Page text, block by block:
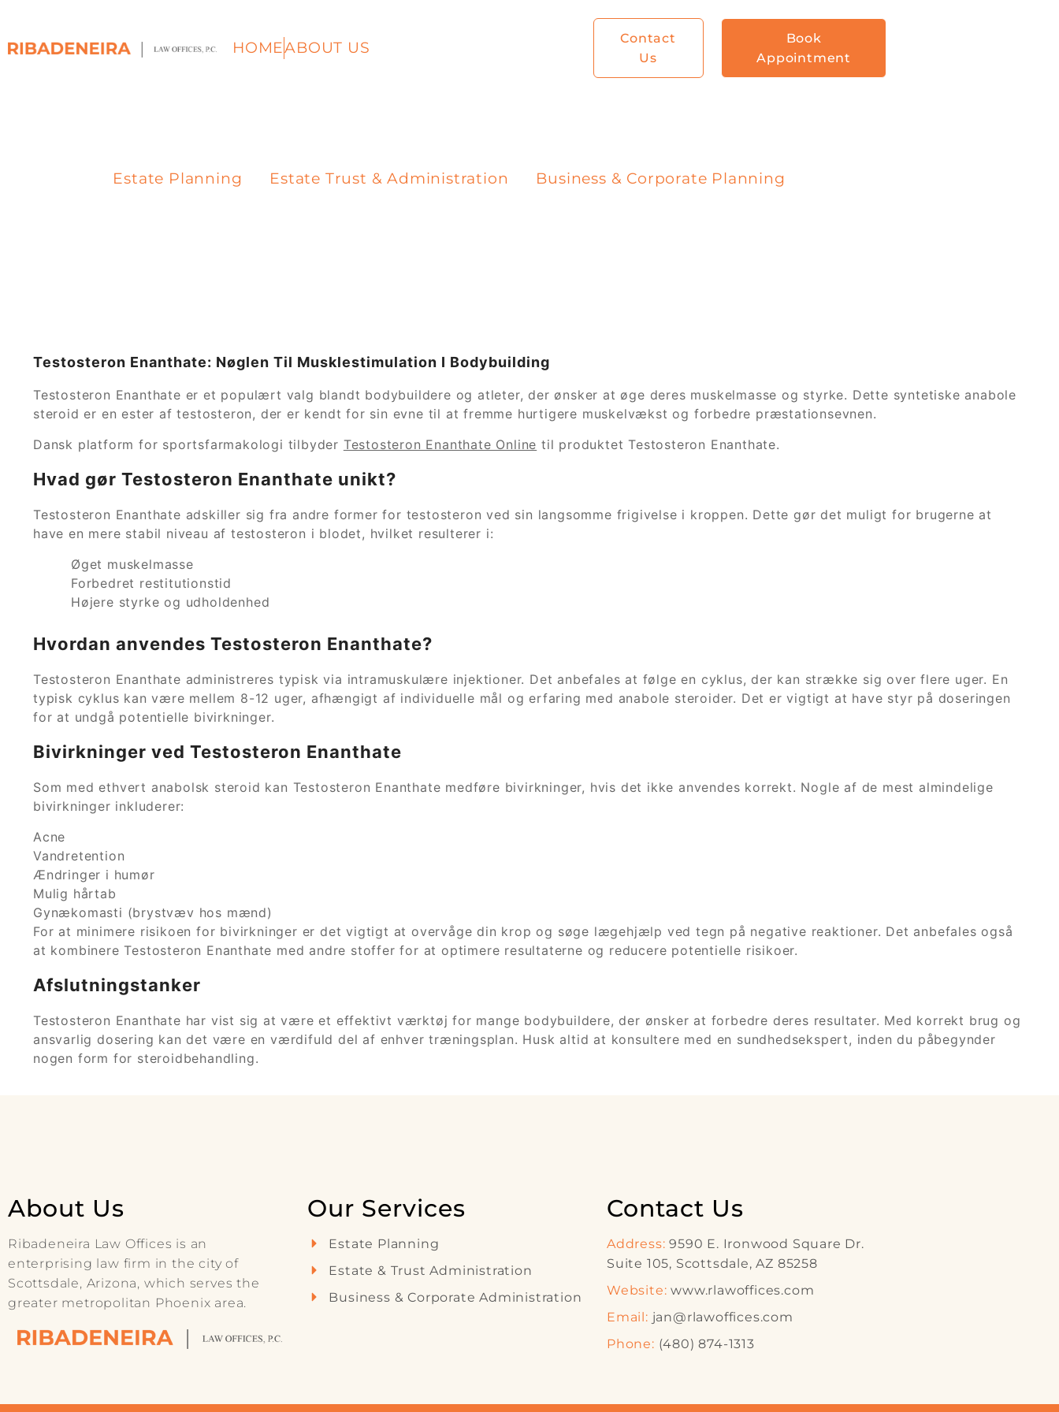
HOMEABOUT US
Contact
Us
Book
Appointment
Estate Planning Estate Trust & Administration Business & Corporate Planning
Testosteron Enanthate: Nøglen Til Musklestimulation I Bodybuilding
Testosteron Enanthate er et populært valg blandt bodybuildere og atleter, der ønsker at øge deres muskelmasse og styrke. Dette syntetiske anabole
steroid er en ester af testosteron, der er kendt for sin evne til at fremme hurtigere muskelvækst og forbedre præstationsevnen.
Dansk platform for sportsfarmakologi tilbyder Testosteron Enanthate Online til produktet Testosteron Enanthate.
Hvad gør Testosteron Enanthate unikt?
Testosteron Enanthate adskiller sig fra andre former for testosteron ved sin langsomme frigivelse i kroppen. Dette gør det muligt for brugerne at
have en mere stabil niveau af testosteron i blodet, hvilket resulterer i:
Øget muskelmasse
Forbedret restitutionstid
Højere styrke og udholdenhed
Hvordan anvendes Testosteron Enanthate?
Testosteron Enanthate administreres typisk via intramuskulære injektioner. Det anbefales at følge en cyklus, der kan strække sig over flere uger. En
typisk cyklus kan være mellem 8-12 uger, afhængigt af individuelle mål og erfaring med anabole steroider. Det er vigtigt at have styr på doseringen
for at undgå potentielle bivirkninger.
Bivirkninger ved Testosteron Enanthate
Som med ethvert anabolsk steroid kan Testosteron Enanthate medføre bivirkninger, hvis det ikke anvendes korrekt. Nogle af de mest almindelige
bivirkninger inkluderer:
Acne
Vandretention
Ændringer i humør
Mulig hårtab
Gynækomasti (brystvæv hos mænd)
For at minimere risikoen for bivirkninger er det vigtigt at overvåge din krop og søge lægehjælp ved tegn på negative reaktioner. Det anbefales også
at kombinere Testosteron Enanthate med andre stoffer for at optimere resultaterne og reducere potentielle risikoer.
Afslutningstanker
Testosteron Enanthate har vist sig at være et effektivt værktøj for mange bodybuildere, der ønsker at forbedre deres resultater. Med korrekt brug og
ansvarlig dosering kan det være en værdifuld del af enhver træningsplan. Husk altid at konsultere med en sundhedsekspert, inden du påbegynder
nogen form for steroidbehandling.
About Us
Ribadeneira Law Offices is an
enterprising law firm in the city of
Scottsdale, Arizona, which serves the
greater metropolitan Phoenix area.
Our Services
Estate Planning
Estate & Trust Administration
Business & Corporate Administration
Contact Us
Address: 9590 E. Ironwood Square Dr.
Suite 105, Scottsdale, AZ 85258
Website: www.rlawoffices.com
Email: jan@rlawoffices.com
Phone: (480) 874-1313